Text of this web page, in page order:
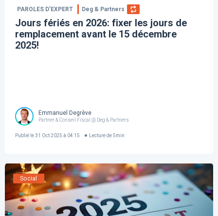
PAROLES D’EXPERT Deg & Partners
Jours fériés en 2026: fixer les jours de
remplacement avant le 15 décembre
2025!
Emmanuel Degrève
Partner & Conseil Fiscal @ Deg & Partners
Publié le31 Oct 2025 à 04:15 Lecture de 5min
Social